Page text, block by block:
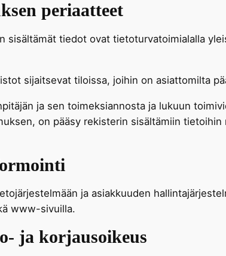
periaatteet
sisältämät tiedot ovat tietoturvatoimialalla
sijaitsevat tiloissa, joihin on asiattomilta
ja sen toimeksiannosta ja lukuun
on pääsy rekisterin sisältämiin
ja asiakkuuden
www-sivuilla.
ja korjausoikeus